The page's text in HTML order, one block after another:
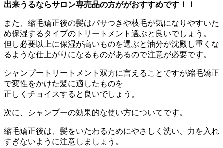
出来うるならサロン専売品の方ががおすすめです！！
また、 縮毛矯正後の髪はパサつきや枝毛が気になりやすいた
め保湿するタイプのトリートメント選ぶと良いでしょう。
但し必要以上に保湿が高いものを選ぶと油分が沈殿し重くな
るよう な仕上がりになるものがあるので注意が必要です。
シャンプートリートメント双方に言えることですが縮毛矯正
で変性をかけた髪に適したものを
正しくチョイスすると良いでしょう。
次に、シャンプーの効果的な使い方についてです。
縮毛矯正後は、 髪をいたわるためにやさしく洗い、 力を入れ
すぎないように注意しましょう。